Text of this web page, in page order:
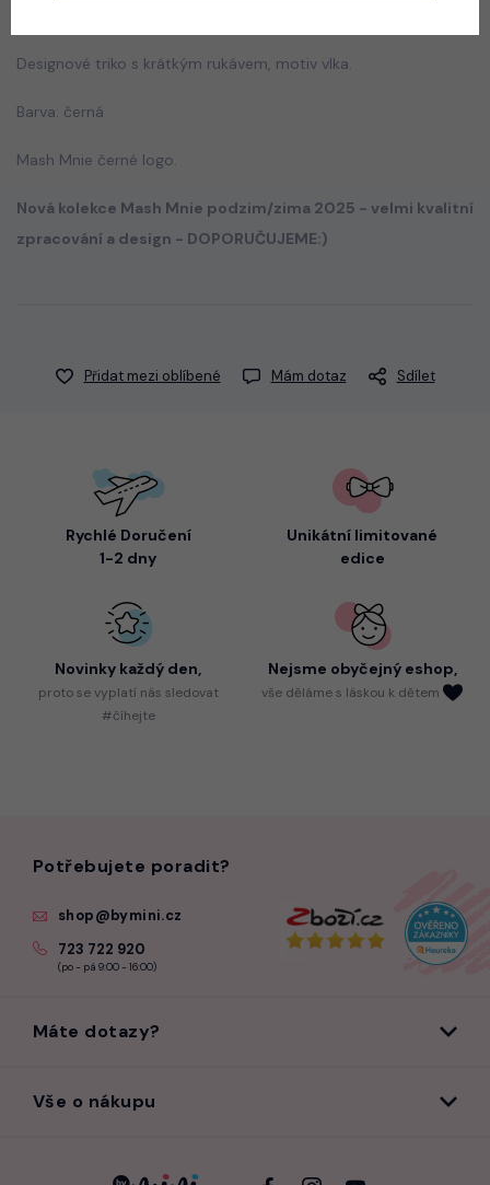
Designové triko s krátkým rukávem, motiv vlka.
Barva: černá
Mash Mnie černé logo.
Nová kolekce Mash Mnie podzim/zima 2025 - velmi kvalitní
zpracování a design - DOPORUČUJEME:)
Přidat mezi oblíbené Mám dotaz Sdílet
Rychlé Doručení
1-2 dny
Unikátní limitované
edice
Novinky každý den,
protose vyplatí nás sledovat
#číhejte
Nejsme obyčejný eshop,
vše děláme s láskou k dětem
Potřebujete poradit?
shop@bymini.cz
723 722 920
(po - pá 9:00 - 16:00)
Máte dotazy?
Vše o nákupu